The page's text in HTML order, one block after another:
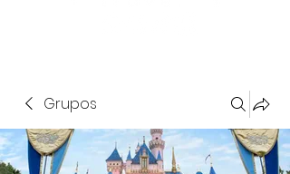
Grupos